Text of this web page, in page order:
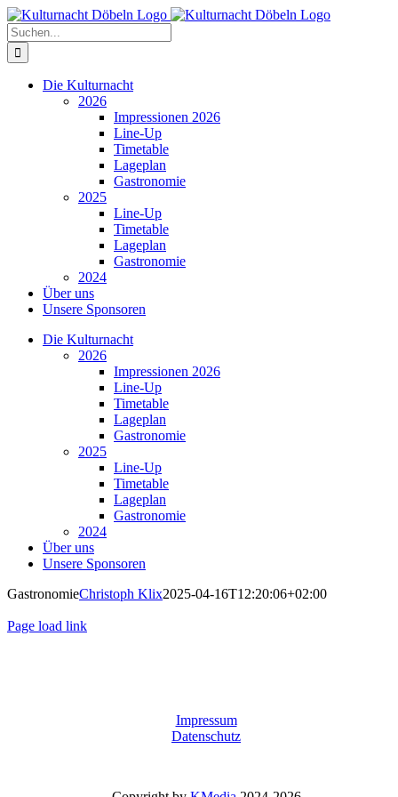
Zum
Inhalt
springen
Suche
nach:
Die Kulturnacht
2026
Impressionen 2026
Line-Up
Timetable
Lageplan
Gastronomie
2025
Line-Up
Timetable
Lageplan
Gastronomie
2024
Über uns
Unsere Sponsoren
Die Kulturnacht
2026
Impressionen 2026
Line-Up
Timetable
Lageplan
Gastronomie
2025
Line-Up
Timetable
Lageplan
Gastronomie
2024
Über uns
Unsere Sponsoren
GastronomieChristoph Klix2025-04-16T12:20:06+02:00
Impressum
Datenschutz
Page load link